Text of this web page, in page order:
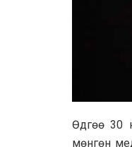
Өдгөө 30
мөнгөн